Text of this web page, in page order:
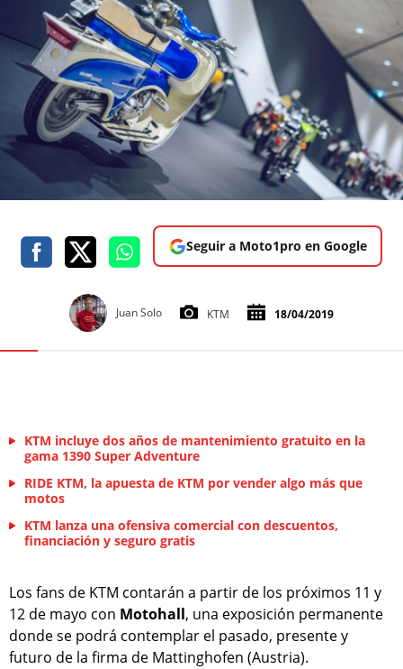
Seguir a Moto1pro en Google
Juan Solo KTM 18/04/2019
KTM incluye dos años de mantenimiento gratuito en la
gama 1390 Super Adventure
RIDE KTM, la apuesta de KTM por vender algo más que
motos
KTM lanza una ofensiva comercial con descuentos,
financiación y seguro gratis
Los fans de KTM contarán a partir de los próximos 11 y
12 de mayo con Motohall, una exposición permanente
donde se podrá contemplar el pasado, presente y
futuro de la firma de Mattinghofen (Austria).